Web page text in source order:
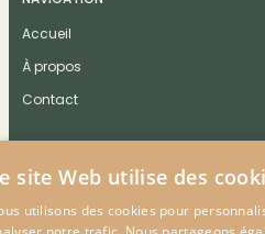
Accueil
À propos
Contact
CONTACT
site Web utilise des
utilisons des cookies pour